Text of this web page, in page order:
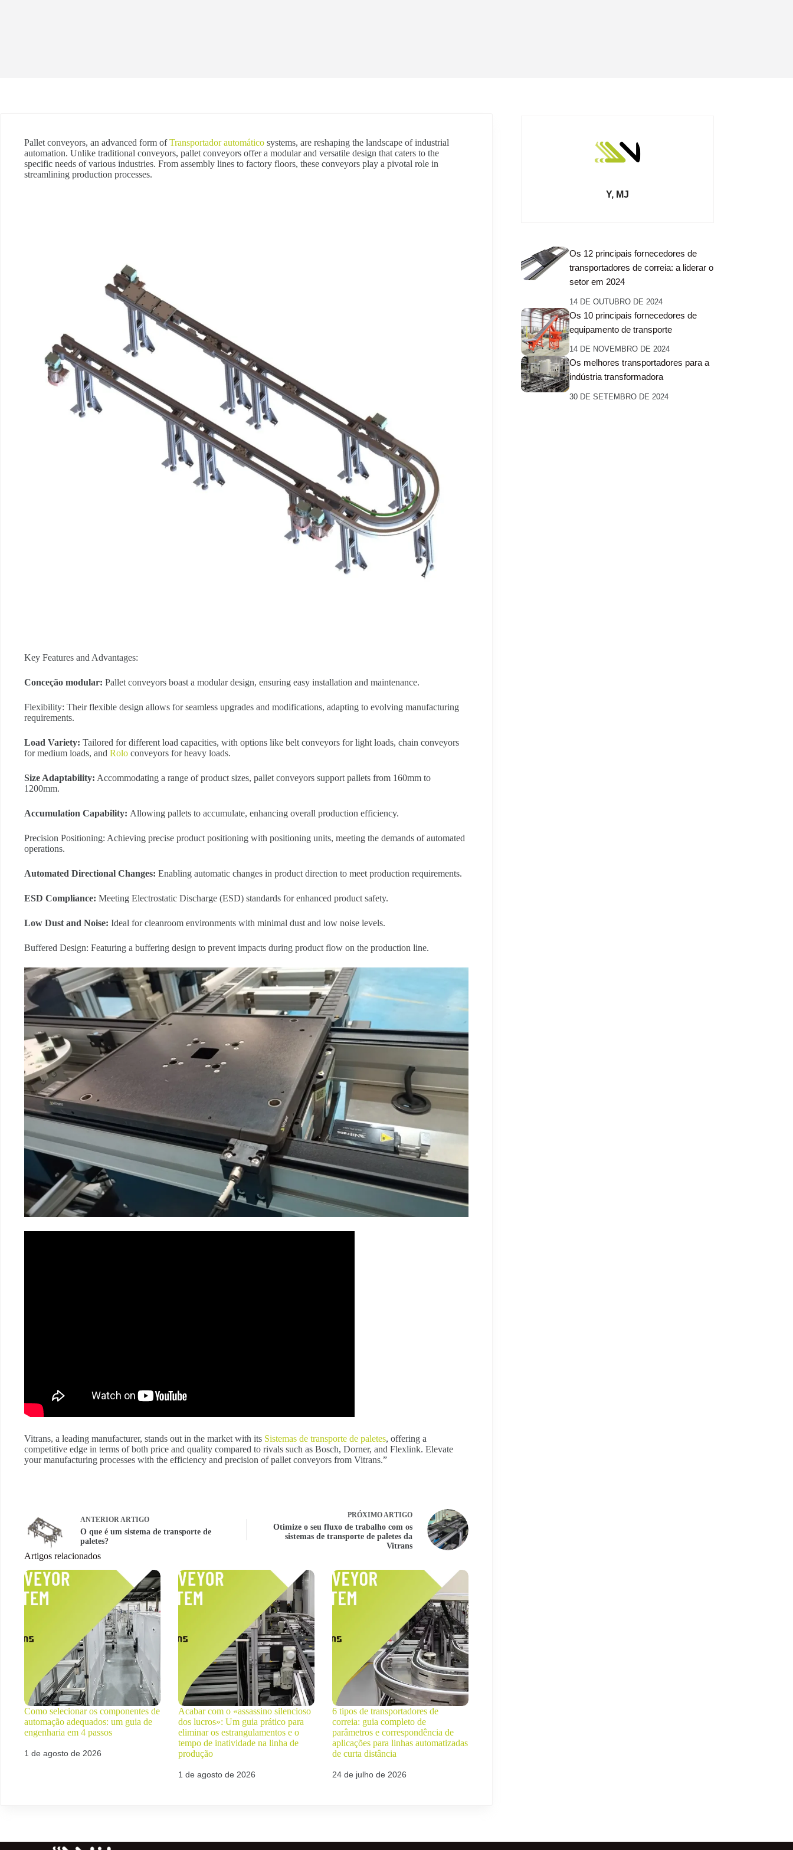
Pallet conveyors, an advanced form ofTransportador automático systems, are reshaping the landscape of industrial
automation. Unlike traditional conveyors, pallet conveyors offer a modular and versatile design that caters to the
specific needs of various industries. From assembly lines to factory floors, these conveyors play a pivotal role in
streamlining production processes.
Key Features and Advantages:
Conceção modular: Pallet conveyors boast a modular design, ensuring easy installation and maintenance.
Flexibility: Their flexible design allows for seamless upgrades and modifications, adapting to evolving manufacturing
requirements.
Load Variety: Tailored for different load capacities, with options like belt conveyors for light loads, chain conveyors
for medium loads, and Rolo conveyors for heavy loads.
Size Adaptability: Accommodating a range of product sizes, pallet conveyors support pallets from 160mm to
1200mm.
Accumulation Capability: Allowing pallets to accumulate, enhancing overall production efficiency.
Precision Positioning: Achieving precise product positioning with positioning units, meeting the demands of automated
operations.
Automated Directional Changes: Enabling automatic changes in product direction to meet production requirements.
ESD Compliance: Meeting Electrostatic Discharge (ESD) standards for enhanced product safety.
Low Dust and Noise: Ideal for cleanroom environments with minimal dust and low noise levels.
Buffered Design: Featuring a buffering design to prevent impacts during product flow on the production line.
Vitrans, a leading manufacturer, stands out in the market with its Sistemas de transporte de paletes, offering a
competitive edge in terms of both price and quality compared to rivals such as Bosch, Dorner, and Flexlink. Elevate
your manufacturing processes with the efficiency and precision of pallet conveyors from Vitrans.”
ANTERIOR ARTIGO
O que é um sistema de transporte de
paletes?
PRÓXIMO ARTIGO
Otimize o seu fluxo de trabalho com os
sistemas de transporte de paletes da
Vitrans
Artigos relacionados
Como selecionar os componentes de
automação adequados: um guia de
engenharia em 4 passos
1 de agosto de 2026
Acabar com o «assassino silencioso
dos lucros»: Um guia prático para
eliminar os estrangulamentos e o
tempo de inatividade na linha de
produção
1 de agosto de 2026
6 tipos de transportadores de
correia: guia completo de
parâmetros e correspondência de
aplicações para linhas automatizadas
de curta distância
24 de julho de 2026
Y, MJ
Os 12 principais fornecedores de
transportadores de correia: a liderar o
setor em 2024
14 DE OUTUBRO DE 2024
Os 10 principais fornecedores de
equipamento de transporte
14 DE NOVEMBRO DE 2024
Os melhores transportadores para a
indústria transformadora
30 DE SETEMBRO DE 2024